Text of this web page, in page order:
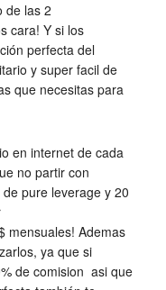
de las 2
cara! Y si los
perfecta del
y super facil de
que necesitas para
en internet de cada
no partir con
pure leverage y 20
mensuales! Ademas
ya que si
de comision asi que